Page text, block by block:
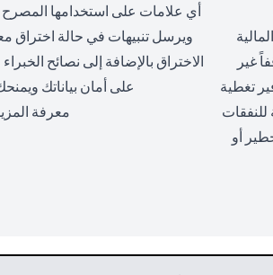
غير
تغطية
للنفقات
أو
أي علامات على استخدامها المصرح
ويرسل تنبيهات في حالة اختراق
الاختراق بالإضافة إلى نصائح
على أمان بياناتك
معرفة